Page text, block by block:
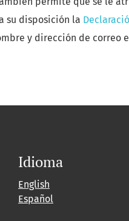
su disposición la
y dirección de correo
Idioma
English
Español